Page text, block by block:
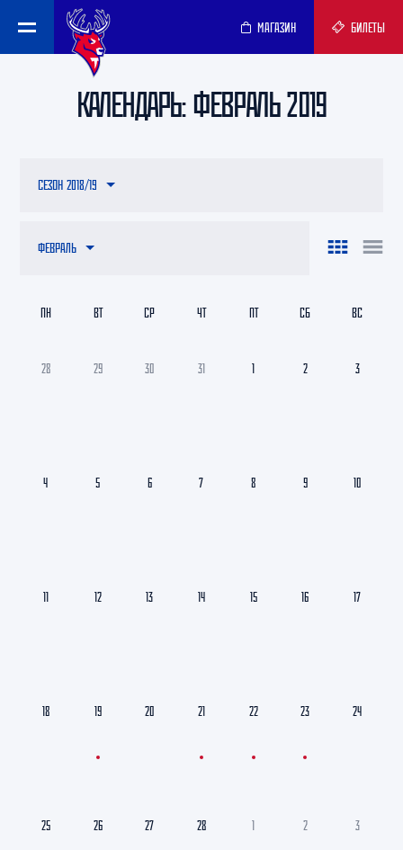
МАГАЗИН БИЛЕТЫ
КАЛЕНДАРЬ: ФЕВРАЛЬ 2019
ФЕВРАЛЬ
СЕЗОН 2018/19
28 29 30 31 1 2 3
4 5 6 7 8 9 10
11 12 13 14 15 16 17
18 19 20 21 22 23 24
25 26 27 28 1 2 3
ПН ВТ СР ЧТ ПТ СБ ВС